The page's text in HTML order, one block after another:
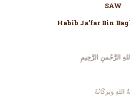
SAW
Habib Ja’far Bin
الرَّحْمنِ الرَّحِيمِ
وَبَرَكَاتُهُ